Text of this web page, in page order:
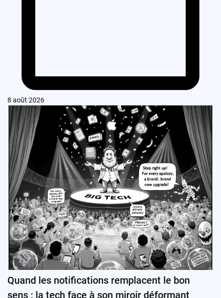
8 août 2026
Quand les notifications remplacent le bon
sens : la tech face à son miroir déformant